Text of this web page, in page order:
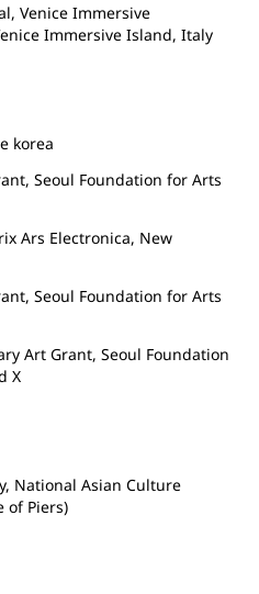
Venice Immersive
Immersive Island, Italy
korea
Seoul Foundation for Arts
Ars Electronica, New
Seoul Foundation for Arts
Art Grant, Seoul Foundation
X
National Asian Culture
of Piers)